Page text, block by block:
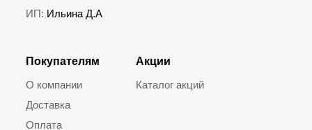
Покупателям
О компании
Доставка
Оплата
Акции
Каталог акций
ИП: Ильина Д.А